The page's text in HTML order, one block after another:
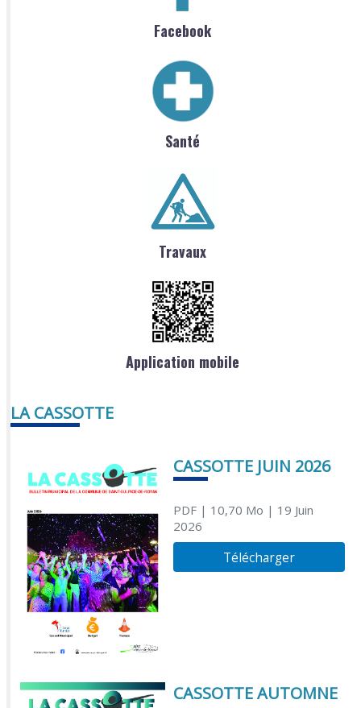
Facebook
Santé
Travaux
Application mobile
LA CASSOTTE
CASSOTTE JUIN 2026
PDF| 10,70 Mo | 19 Juin
2026
Télécharger
CASSOTTE AUTOMNE